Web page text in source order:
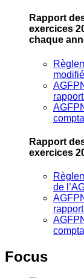
Rapport
exercices
chaque
modifié
Rapport
exercices
de
Focus